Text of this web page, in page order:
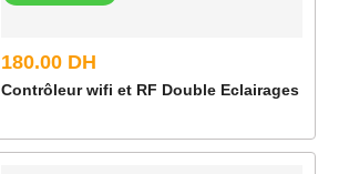
180.00 DH
Contrôleur wifi et RF Double Eclairages